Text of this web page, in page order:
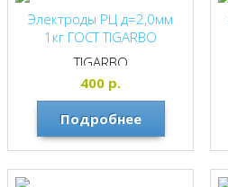
Электроды РЦ д=2,0мм
1кг ГОСТ TIGARBO
TIGARBO
400 р.
Подробнее